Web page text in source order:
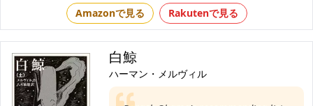
Amazonで見る Rakutenで見る
白鯨
ハーマン・メルヴィル